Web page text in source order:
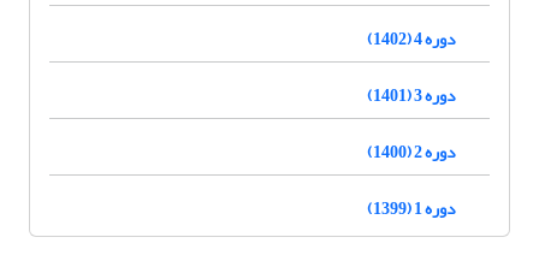
دوره 4 (1402)
دوره 3 (1401)
دوره 2 (1400)
دوره 1 (1399)